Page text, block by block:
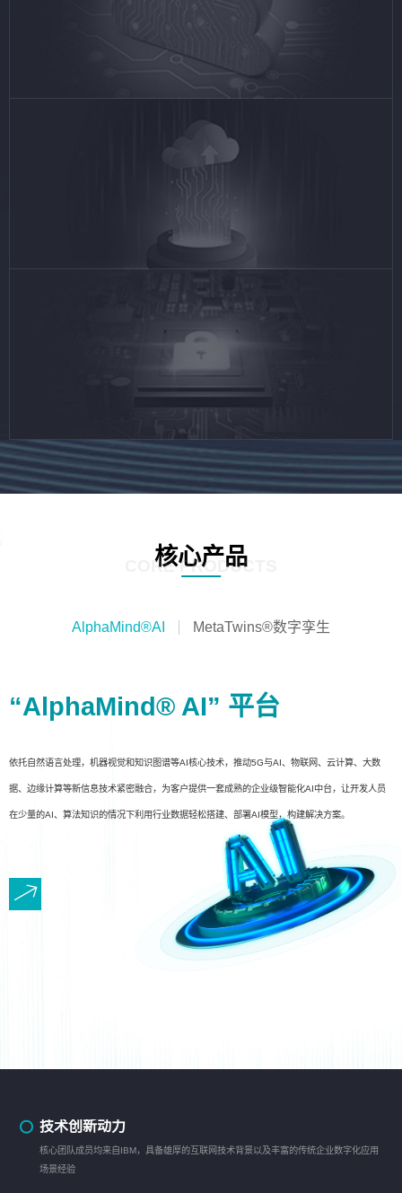
核心产品
CORE PRODUCTS
AlphaMind®AI MetaTwins®数字孪生
“AlphaMind® AI” 平台
依托自然语言处理，机器视觉和知识图谱等AI核心技术，推动5G与AI、物联网、云计算、大数
据、边缘计算等新信息技术紧密融合，为客户提供一套成熟的企业级智能化AI中台，让开发人员
在少量的AI、算法知识的情况下利用行业数据轻松搭建、部署AI模型，构建解决方案。
技术创新动力
核心团队成员均来自IBM，具备雄厚的互联网技术背景以及丰富的传统企业数字化应用
场景经验